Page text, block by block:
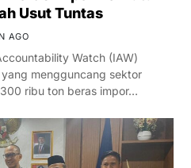
Usut Tuntas
AGO
Watch (IAW)
mengguncang sektor
ribu ton beras impor…